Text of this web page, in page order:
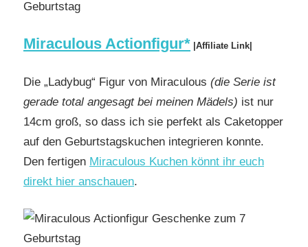
Miraculous Actionfigur* |Affiliate Link|
Die „Ladybug“ Figur von Miraculous (die Serie ist
gerade total angesagt bei meinen Mädels) ist nur
14cm groß, so dass ich sie perfekt als Caketopper
auf den Geburtstagskuchen integrieren konnte.
Den fertigen Miraculous Kuchen könnt ihr euch
direkt hier anschauen.